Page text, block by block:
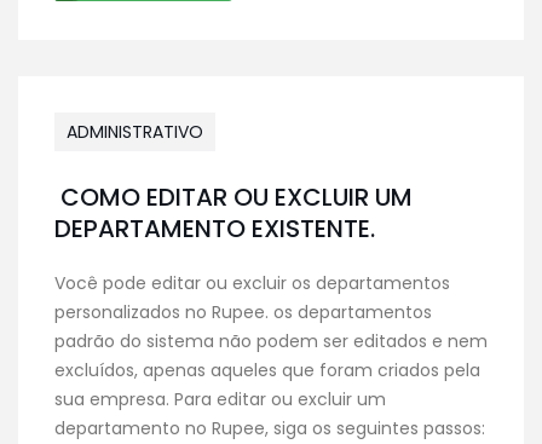
ADMINISTRATIVO
COMO EDITAR OU EXCLUIR UM
DEPARTAMENTO EXISTENTE.
Você pode editar ou excluir os departamentos
personalizados no Rupee. os departamentos
padrão do sistema não podem ser editados e nem
excluídos, apenas aqueles que foram criados pela
sua empresa. Para editar ou excluir um
departamento no Rupee, siga os seguintes passos: